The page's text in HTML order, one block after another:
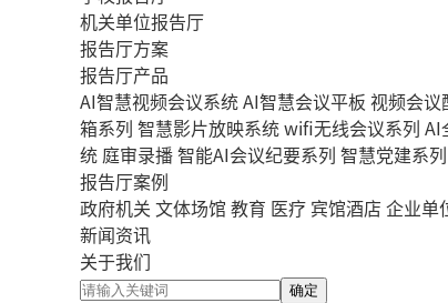
机关单位报告厅
报告厅方案
报告厅产品
AI智慧视频会议系统AI智慧会议平板 视频会议
箱系列 智慧影片放映系统wifi无线会议系列 AI
统 庭审录播智能AI会议纪要系列 智慧党建系列
报告厅案例
政府机关 文体场馆 教育 医疗 宾馆酒店 企业单
新闻资讯
关于我们
确定